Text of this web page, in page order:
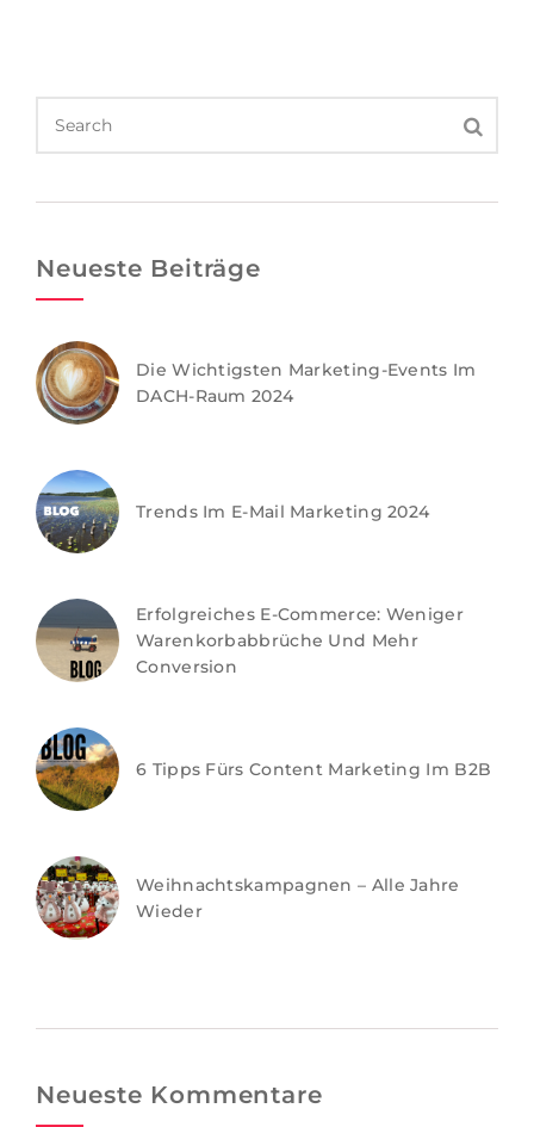
Neueste Beiträge
Die Wichtigsten Marketing-Events Im
DACH-Raum 2024
Trends Im E-Mail Marketing 2024
Erfolgreiches E-Commerce: Weniger
Warenkorbabbrüche Und Mehr
Conversion
6 Tipps Fürs Content Marketing Im B2B
Weihnachtskampagnen – Alle Jahre
Wieder
Neueste Kommentare